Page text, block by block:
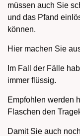
müssen auch Sie
und das Pfand
können.
Hier machen Sie
Im Fall der Fälle
immer flüssig.
Empfohlen werden
Flaschen den
Damit Sie auch